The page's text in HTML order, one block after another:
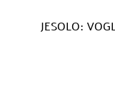
JESOLO: